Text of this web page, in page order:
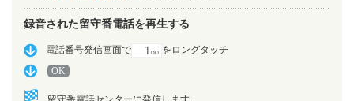
録音された留守番電話を再生する
電話番号発信画面で
をロングタッチ
OK